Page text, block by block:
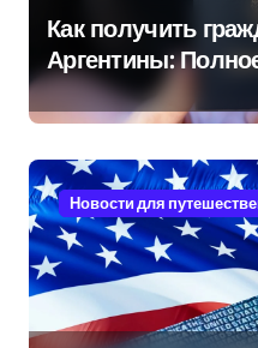
Как получить
Аргентины:
руководство
Новости для